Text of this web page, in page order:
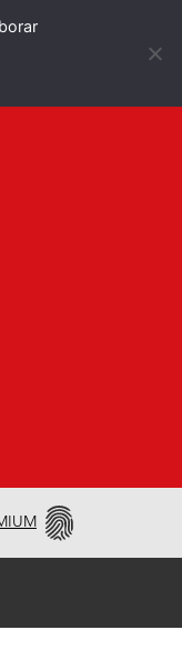
English